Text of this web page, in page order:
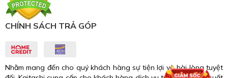
CHÍNH SÁCH TRẢ GÓP
Nhằm mang đến cho quý khách hàng sự tiện lợi và hài lòng tuyệt